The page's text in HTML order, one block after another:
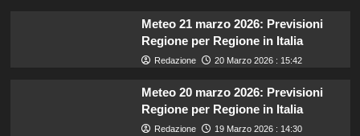
Meteo 21 marzo 2026: Previsioni
Regione per Regione in Italia
Redazione 20 Marzo 2026 : 15:42
Meteo 20 marzo 2026: Previsioni
Regione per Regione in Italia
Redazione 19 Marzo 2026 : 14:30